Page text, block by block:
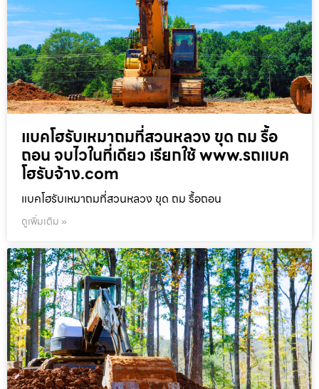
แบคโฮรับเหมาถมที่สวนหลวง ขุด ถม รื้อ
ถอน จบไวในที่เดียว เรียกใช้ www.รถแบค
โฮรับจ้าง.com
แบคโฮรับเหมาถมที่สวนหลวง ขุด ถม รื้อถอน
ดูเพิ่มเติม »